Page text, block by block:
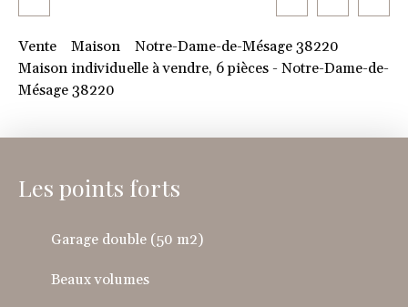
Vente Maison
Notre-Dame-de-Mésage 38220
Maison individuelle à vendre, 6 pièces - Notre-Dame-de-
Mésage 38220
Les points forts
Garage double (50 m2)
Beaux volumes